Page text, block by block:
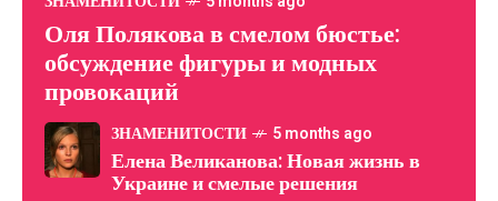
Оля Полякова в смелом бюстье:
обсуждение фигуры и модных
провокаций
ЗНАМЕНИТОСТИ 5 months ago
Елена Великанова: Новая жизнь в
Украине и смелые решения